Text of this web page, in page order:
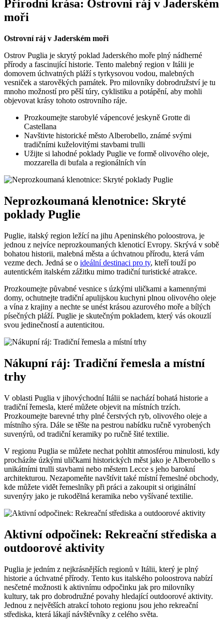
Přírodní krása: Ostrovní ráj v Jaderském
moři
Ostrovní ráj v Jaderském moři
Ostrov Puglia je skrytý poklad Jaderského moře plný nádherné
přírody a fascinující historie. Tento malebný region v Itálii je
domovem úchvatných pláží s tyrkysovou vodou, malebných
vesniček a starověkých památek. Pro milovníky dobrodružství je tu
mnoho možností pro pěší túry, cyklistiku a potápění, aby mohli
objevovat krásy tohoto ostrovního ráje.
Prozkoumejte starobylé vápencové jeskyně Grotte di
Castellana
Navštivte historické město Alberobello, známé svými
tradičními kuželovitými stavbami trulli
Užijte si lahodné poklady Puglie ve formě olivového oleje,
mozzarella di bufala a regionálních vín
Neprozkoumaná klenotnice: Skryté
poklady Puglie
Puglie, italský region ležící na jihu Apeninského poloostrova, je
jednou z nejvíce neprozkoumaných klenoticí Evropy. Skrývá v sobě
bohatou historii, malebná města a úchvatnou přírodu, která vám
vezme dech. Jedná se o ideální destinaci pro ty, kteří touží po
autentickém italském zážitku mimo tradiční turistické atrakce.
Prozkoumejte půvabné vesnice s úzkými uličkami a kamennými
domy, ochutnejte tradiční apulijskou kuchyni plnou olivového oleje
a vína z krajiny a nechte se unést krásou azurového moře a bílých
písečných pláží. Puglie je skutečným pokladem, který vás okouzlí
svou jedinečností a autenticitou.
Nákupní ráj: Tradiční řemesla a místní
trhy
V oblasti Puglia v jihovýchodní Itálii se nachází bohatá historie a
tradiční řemesla, které můžete objevit na místních trzích.
Prozkoumejte barevné trhy plné čerstvých ryb, olivového oleje a
místního sýra. Dále se těšte na pestrou nabídku ručně vyrobených
suvenýrů, od tradiční keramiky po ručně šité textilie.
V regionu Puglia se můžete nechat pohltit atmosférou minulosti, kdy
procházíte úzkými uličkami historických měst jako je Alberobello s
unikátními trulli stavbami nebo městem Lecce s jeho barokní
architekturou. Nezapomeňte navštívit také místní řemeslné obchody,
kde můžete vidět řemeslníky při práci a zakoupit si originální
suvenýry jako je rukodělná keramika nebo vyšívané textilie.
Aktivní odpočinek: Rekreační střediska a
outdoorové aktivity
Puglia je jedním z nejkrásnějších regionů v Itálii, který je plný
historie a úchvatné přírody. Tento kus italského poloostrova nabízí
nesčetné možnosti k aktivnímu odpočinku jak pro milovníky
kultury, tak pro dobrodružné povahy hledající outdoorové aktivity.
Jednou z největších atrakcí tohoto regionu jsou jeho rekreační
střediska, která lákají návštěvníky z celého světa.